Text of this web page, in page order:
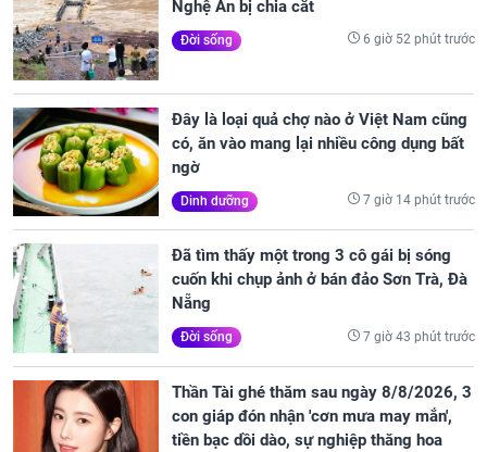
Nghệ An bị chia cắt
Đời sống 6 giờ 52 phút trước
Đây là loại quả chợ nào ở Việt Nam cũng
có, ăn vào mang lại nhiều công dụng bất
ngờ
Dinh dưỡng 7 giờ 14 phút trước
Đã tìm thấy một trong 3 cô gái bị sóng
cuốn khi chụp ảnh ở bán đảo Sơn Trà, Đà
Nẵng
Đời sống 7 giờ 43 phút trước
Thần Tài ghé thăm sau ngày 8/8/2026, 3
con giáp đón nhận 'cơn mưa may mắn',
tiền bạc dồi dào, sự nghiệp thăng hoa